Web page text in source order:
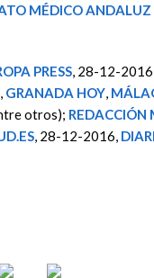
MÉDICO ANDALUZ
PRESS, 28-12-2016
, GRANADA HOY,
otros); REDACCIÓN
, 28-12-2016,